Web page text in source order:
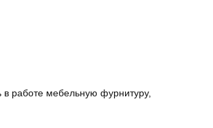
работе мебельную фурнитуру,